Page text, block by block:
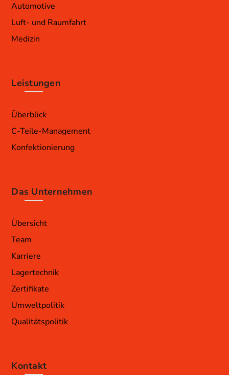
Automotive
Luft- und Raumfahrt
Medizin
Leistungen
Überblick
C-Teile-Management
Konfektionierung
Das Unternehmen
Übersicht
Team
Karriere
Lagertechnik
Zertifikate
Umweltpolitik
Qualitätspolitik
Kontakt